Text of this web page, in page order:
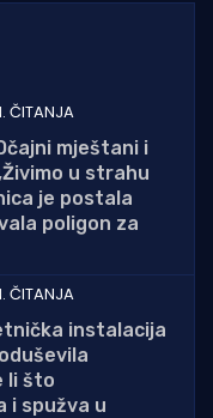
ČITANJA
mještani i
u strahu
je postala
poligon za
ČITANJA
instalacija
li što
i spužva u